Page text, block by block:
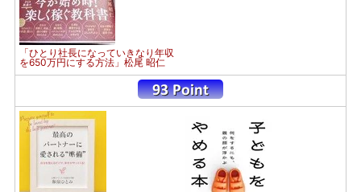
「ひとり社長になっていきなり年収
を650万円にする方法」松尾 昭仁